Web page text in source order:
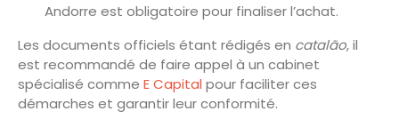
Andorre est obligatoire pour finaliser l’achat.
Les documents officiels étant rédigés en catalão, il
est recommandé de faire appel à un cabinet
spécialisé comme E Capital pour faciliter ces
démarches et garantir leur conformité.